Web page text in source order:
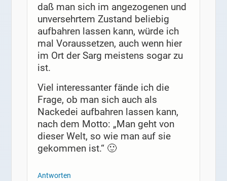
daß man sich im angezogenen und
unversehrtem Zustand beliebig
aufbahren lassen kann, würde ich
mal Voraussetzen, auch wenn hier
im Ort der Sarg meistens sogar zu
ist.
Viel interessanter fände ich die
Frage, ob man sich auch als
Nackedei aufbahren lassen kann,
nach dem Motto: „Man geht von
dieser Welt, so wie man auf sie
gekommen ist.“ 🙂
Antworten